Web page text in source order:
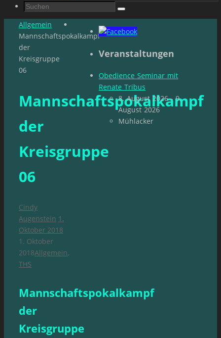
Suchen
nach:
Suchen
Start
Allgemein
Mannschaftspokalkampf
der
Kreisgruppe
06
Mannschaftspokalkampf
der
Kreisgruppe
06
Cindy
Augenstein 1.
Oktober 2018
1. Oktober
2018Allgemein,
THS
Mannschaftspokalkampf
der
Kreisgruppe
Veranstaltungen
Obedience Seminar mit
Renate Tribus
8. August 2026 - 9.
August 2026
Mühlacker